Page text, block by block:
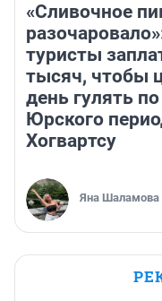
«Сливочное
туристы
тысяч, чтобы
день гулять
Юрского
Хогвартсу
Яна Шаламова